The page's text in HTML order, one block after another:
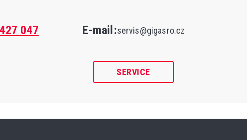
047 E-mail:servis@gigasro.cz
SERVICE